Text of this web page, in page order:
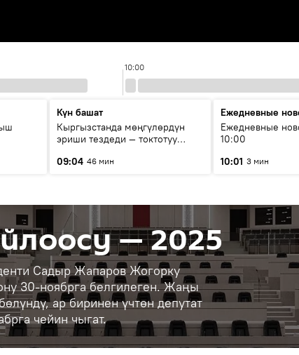
10:00
Күн башат
Кыргызстанда мөңгүлөрдүн
эриши тездеди — токтотуу
09:04 46 мин
Ежедневные
Ежедневные
10:00
10:01 3 мин
— 2025
Садыр Жапаров Жогорку
30-ноябрга белгилеген. Жаңы
ар биринен үчтөн депутат
чейин чыгат.